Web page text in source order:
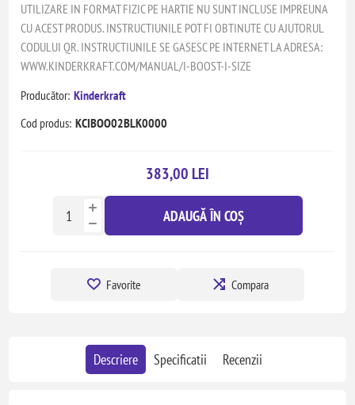
UTILIZARE IN FORMAT FIZIC PE HARTIE NU SUNT INCLUSE IMPREUNA
CU ACEST PRODUS. INSTRUCTIUNILE POT FI OBTINUTE CU AJUTORUL
CODULUI QR. INSTRUCTIUNILE SE GASESC PE INTERNET LA ADRESA:
WWW.KINDERKRAFT.COM/MANUAL/I-BOOST-I-SIZE
Producător: Kinderkraft
Cod produs: KCIBOO02BLK0000
383,00 LEI
ADAUGĂ ÎN COȘ
Favorite Compara
Descriere Specificatii Recenzii